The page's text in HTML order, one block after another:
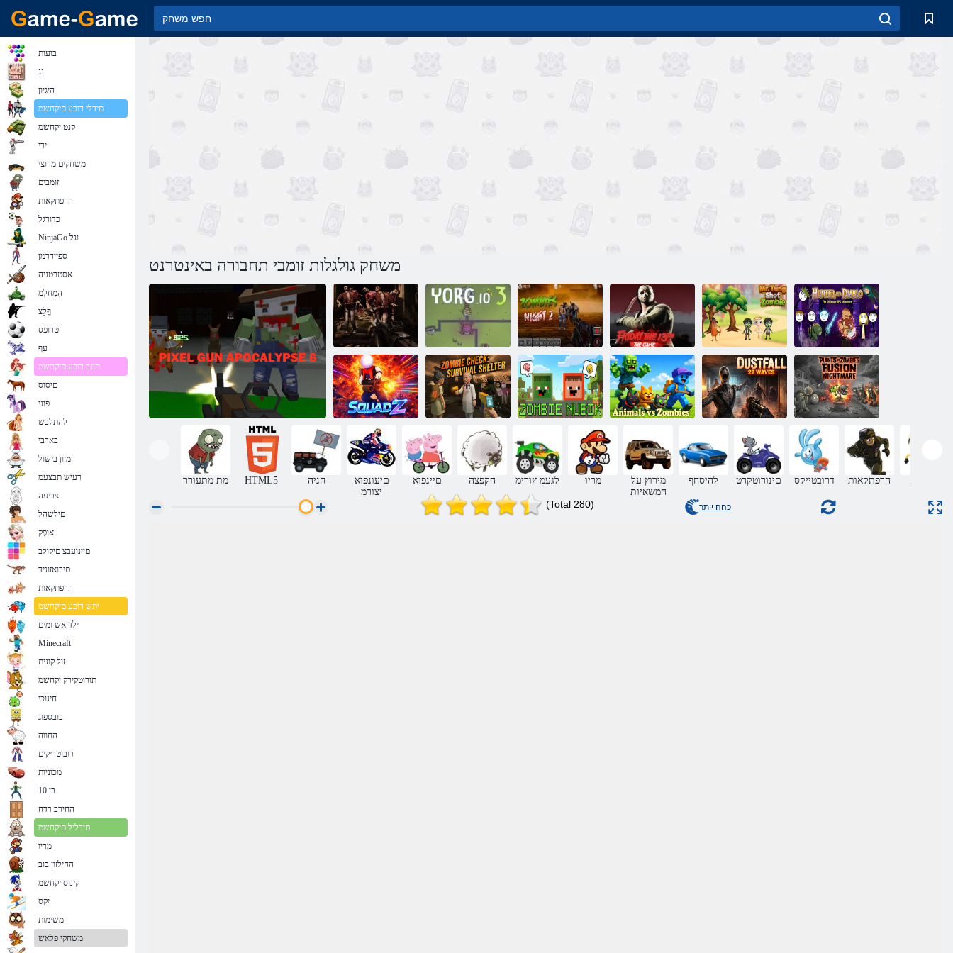
משחק גולגלות זומבי תחבורה באינטרנט
דמימ תלת יבמוז
הרוי
.גרוי io 3 2 םיבמוז הליל
קחשמה 13- ה
ישיש םוי
רַמ יבמוז תוריל
גנוט
ולבאידו רטנאה
תודרשיה טלקמ
:יבמוז תקידב
קיבונ יבמוז םיבמוז דגנ תויח DustFall 22 םילג
Plants vs
Zombies Fusion
Nightmare
מת מתעורר HTML5 חניה
םיעונפוא
יצורמ
םיינפוא הקפצה לגעמ ץורימ מריו
מירוץ על
המשאיות
להיסחף םינורוטקרט דרובטייקס הרפתקאות מיומנות
(Total 280) כהה יותר
בועות
נג
היגיון
םידלי רובע םיקחשמ
קנט יקחשמ
ירי
משחקים מרוצי
זומבים
הרפתקאות
כדורגל
NinjaGo וגל
ספיידרמן
אסטרטגיה
הָמָחלִמ
ףָלַצ
טרופס
עף
תונב רובע םיקחשמ
םיסוס
פוני
להתלבש
בארבי
מזון בישול
רעיש תבצעמ
צביעה
םילשהל
אּופָק
םיינועבצ םיקולב
םירואזוניד
הרפתקאות
יתש רובע םיקחשמ
ילד אש ומים
Minecraft
זול קונית
תורוטקירק יקחשמ
חינוכי
בובספוג
החווה
רובוטריקים
מכוניות
בן 10
החירב רדח
םידליל םיקחשמ
מריו
החילזון בוב
קינוס יקחשמ
יִקס
משימות
משחקי פלאש